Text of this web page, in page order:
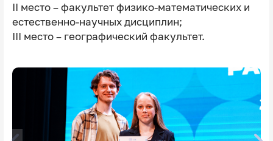
II место – факультет физико-математических и
естественно-научных дисциплин;
III место – географический факультет.